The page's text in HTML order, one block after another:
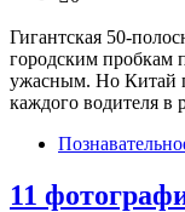
Гигантская 50-
городским пробкам
ужасным. Но Китай
каждого водителя в
11